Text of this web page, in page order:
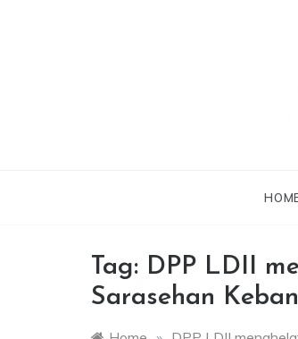
Tag: DPP LDII
Sarasehan